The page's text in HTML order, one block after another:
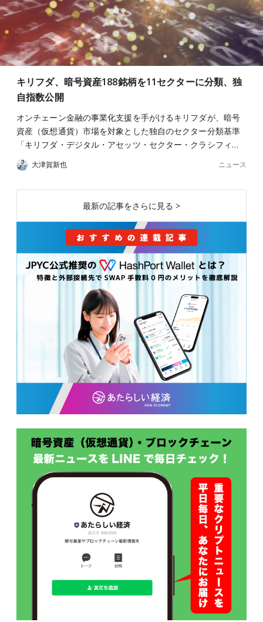
キリフダ、暗号資産188銘柄を11セクターに分類、独
自指数公開
オンチェーン金融の事業化支援を手がけるキリフダが、暗号
資産（仮想通貨）市場を対象とした独自のセクター分類基準
「キリフダ・デジタル・アセッツ・セクター・クラシフィ…
大津賀新也 ニュース
最新の記事をさらに見る >